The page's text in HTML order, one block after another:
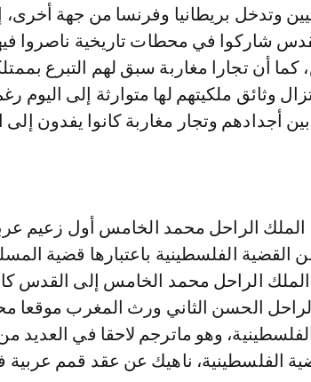
وتدخل بريطانيا وفرنسا من جهة أخرى،
شاركوا في محطات تاريخية ناصروا
أن تجارا مغاربة سبق لهم التبرع
وثائق ملكيتهم لها متوارثة إلى اليوم
أجدادهم وتجار مغاربة كانوا يفدون
1956 كان الملك الراحل محمد الخامس أول
الفلسطينية باعتبارها قضية
الملك الراحل محمد الخامس إلى القدس
الحسن الثاني ورث المغرب موقعا
وهو ماترجم لاحقا في العديد
الفلسطينية، ناهيك عن عقد قمم